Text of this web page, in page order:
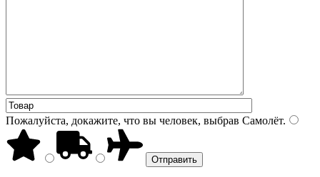
Пожалуйста, докажите, что вы человек, выбрав Самолёт.